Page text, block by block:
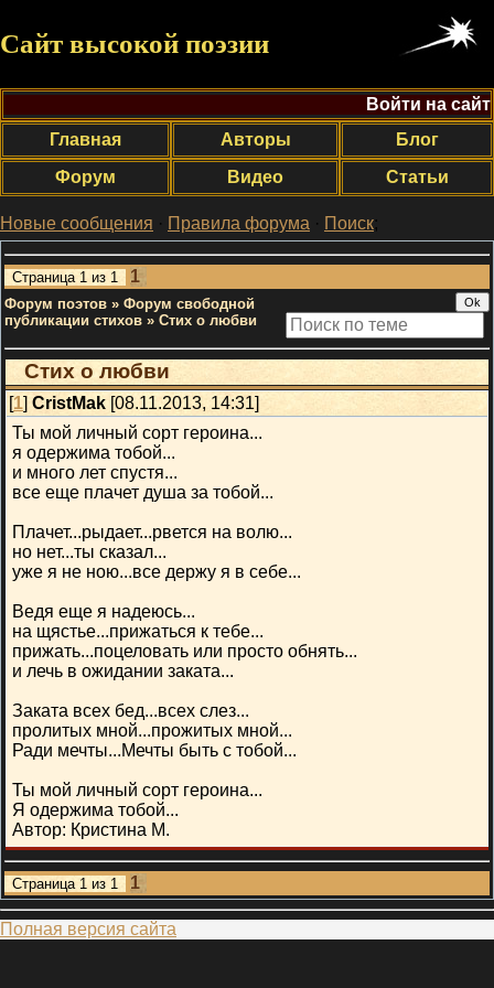
Сайт высокой поэзии
Войти на сайт
Главная
Авторы
Блог
Форум
Видео Статьи
Новые сообщения · Правила форума · Поиск;
Страница 1 из 1 1
Форум поэтов » Форум свободной
публикации стихов » Стих о любви
Стих о любви
[1] CristMak [08.11.2013, 14:31]
Ты мой личный сорт героина...
я одержима тобой...
и много лет спустя...
все еще плачет душа за тобой...
Плачет...рыдает...рвется на волю...
но нет...ты сказал...
уже я не ною...все держу я в себе...
Ведя еще я надеюсь...
на щястье...прижаться к тебе...
прижать...поцеловать или просто обнять...
и лечь в ожидании заката...
Заката всех бед...всех слез...
пролитых мной...прожитых мной...
Ради мечты...Мечты быть с тобой...
Ты мой личный сорт героина...
Я одержима тобой...
Автор: Кристина М.
Страница 1 из 1 1
Полная версия сайта